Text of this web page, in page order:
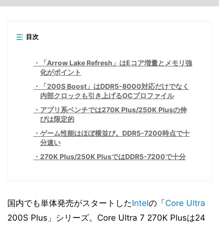
目次
「Arrow Lake Refresh」はEコア増量とメモリ強
化がポイント
「200S Boost」はDDR5-8000対応だけでなく
内部クロックも引き上げるOCプロファイル
アプリ系ベンチでは270K Plus/250K Plusの伸
びは限定的
ゲーム性能はほぼ横並び。DDR5-7200時点で十
分速い
270K Plus/250K PlusではDDR5-7200で十分
国内でも単体発売がスタートしたIntelの「 Core Ultra
200S Plus」シリーズ。Core Ultra 7 270K Plusは24